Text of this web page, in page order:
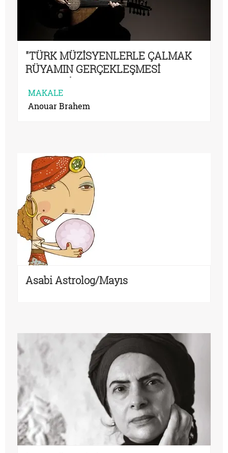
"TÜRK MÜZİSYENLERLE ÇALMAK
RÜYAMIN GERÇEKLEŞMESİ
DEMEKTİ”
MAKALE
Anouar Brahem
Asabi Astrolog/Mayıs